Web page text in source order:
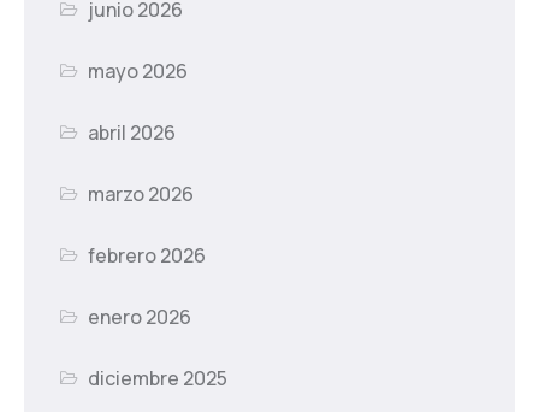
junio 2026
mayo 2026
abril 2026
marzo 2026
febrero 2026
enero 2026
diciembre 2025